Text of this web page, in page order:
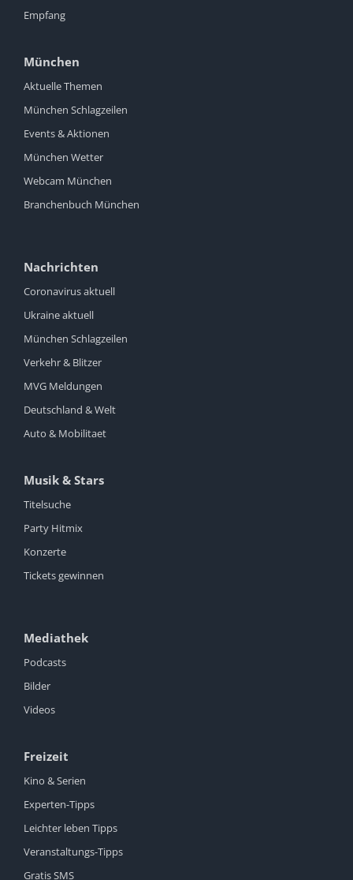
Empfang
München
Aktuelle Themen
München Schlagzeilen
Events & Aktionen
München Wetter
Webcam München
Branchenbuch München
Nachrichten
Coronavirus aktuell
Ukraine aktuell
München Schlagzeilen
Verkehr & Blitzer
MVG Meldungen
Deutschland & Welt
Auto & Mobilitaet
Musik & Stars
Titelsuche
Party Hitmix
Konzerte
Tickets gewinnen
Mediathek
Podcasts
Bilder
Videos
Freizeit
Kino & Serien
Experten-Tipps
Leichter leben Tipps
Veranstaltungs-Tipps
Gratis SMS